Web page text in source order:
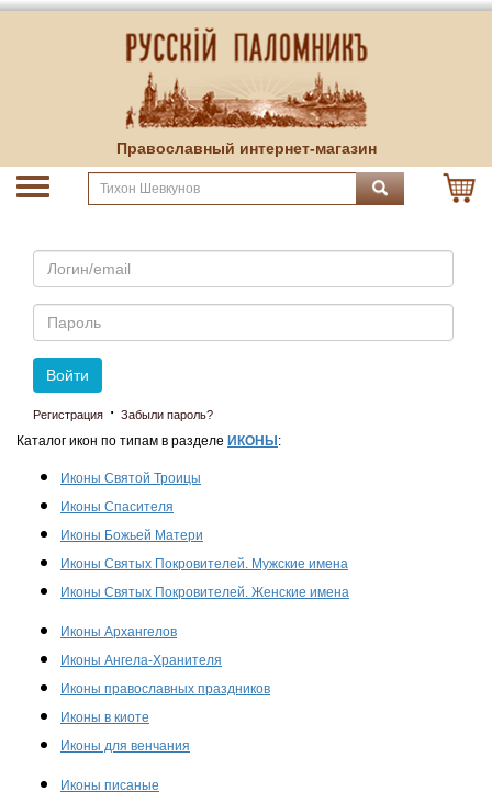
Православный интернет-магазин
Email
Пароль
Войти
Регистрация · Забыли пароль?
Каталог икон по типам в разделе ИКОНЫ :
Иконы Святой Троицы
Иконы Спасителя
Иконы Божьей Матери
Иконы Святых Покровителей. Мужские имена
Иконы Святых Покровителей. Женские имена
Иконы Архангелов
Иконы Ангела-Хранителя
Иконы православных праздников
Иконы в киоте
Иконы для венчания
Иконы писаные